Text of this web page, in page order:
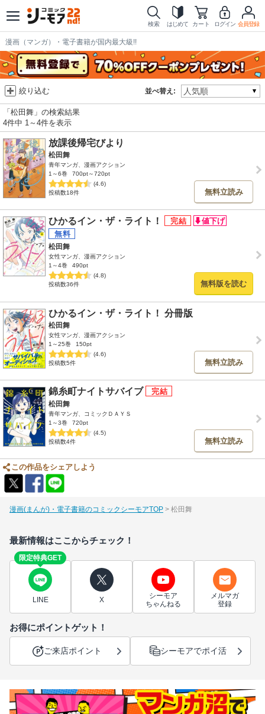
検索 はじめて カート ログイン 会員登録
漫画（マンガ）・電子書籍が国内最大級!!
並べ替え:
絞り込む
「松田舞」の検索結果
4件中 1～4件を表示
放課後帰宅びより
松田舞
青年マンガ、漫画アクション
1～6巻
700pt～720pt
(4.6)
投稿数18件
無料立読み
ひかるイン・ザ・ライト！
松田舞
女性マンガ、漫画アクション
1～4巻
490pt
(4.8)
投稿数36件
無料版を読む
ひかるイン・ザ・ライト！ 分冊版
松田舞
女性マンガ、漫画アクション
1～25巻
150pt
(4.6)
投稿数5件
無料立読み
錦糸町ナイトサバイブ
松田舞
青年マンガ、コミックＤＡＹＳ
1～3巻
720pt
(4.5)
投稿数4件
無料立読み
この作品をシェアしよう
漫画(まんが)・電子書籍のコミックシーモアTOP 松田舞
最新情報はここからチェック！
限定特典GET
LINE X
シーモア
ちゃんねる
メルマガ
登録
お得にポイントゲット！
ご来店ポイント シーモアでポイ活